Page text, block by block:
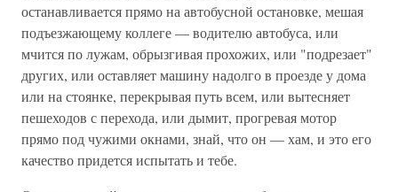
останавливается прямо на автобусной остановке, мешая
подъезжающему коллеге — водителю автобуса, или
мчится по лужам, обрызгивая прохожих, или "подрезает"
других, или оставляет машину надолго в проезде у дома
или на стоянке, перекрывая путь всем, или вытесняет
пешеходов с перехода, или дымит, прогревая мотор
прямо под чужими окнами, знай, что он — хам, и это его
качество придется испытать и тебе.